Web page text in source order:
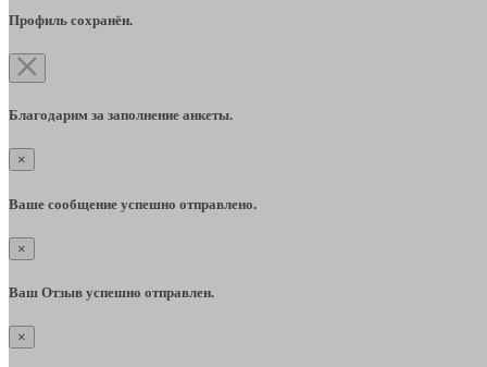
Профиль сохранён.
Благодарим за заполнение анкеты.
×
Ваше сообщение успешно отправлено.
×
Ваш Отзыв успешно отправлен.
×